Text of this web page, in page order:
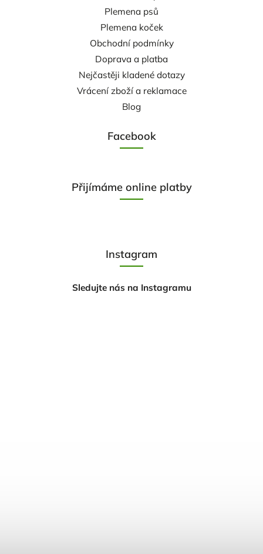
Plemena psů
Plemena koček
Obchodní podmínky
Doprava a platba
Nejčastěji kladené dotazy
Vrácení zboží a reklamace
Blog
Facebook
Přijímáme online platby
Instagram
Sledujte nás na Instagramu